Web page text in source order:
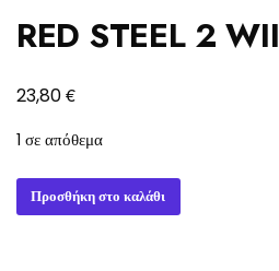
RED STEEL 2 WII
23,80€
1 σε απόθεμα
RED
STEEL
Προσθήκη στο καλάθι